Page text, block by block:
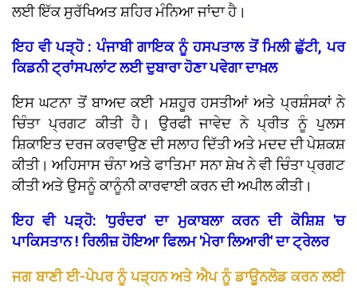
ਲਈ ਇੱਕ ਸੁਰੱਖਿਅਤ ਸ਼ਹਿਰ ਮੰਨਿਆ ਜਾਂਦਾ ਹੈ।
ਇਹ ਵੀ ਪੜ੍ਹੋ : ਪੰਜਾਬੀ ਗਾਇਕ ਨੂੰ ਹਸਪਤਾਲ ਤੋਂ ਮਿਲੀ ਛੁੱਟੀ, ਪਰ
ਕਿਡਨੀ ਟ੍ਰਾਂਸਪਲਾਂਟ ਲਈ ਦੁਬਾਰਾ ਹੋਣਾ ਪਵੇਗਾ ਦਾਖ਼ਲ
ਇਸ ਘਟਨਾ ਤੋਂ ਬਾਅਦ ਕਈ ਮਸ਼ਹੂਰ ਹਸਤੀਆਂ ਅਤੇ ਪ੍ਰਸ਼ੰਸਕਾਂ ਨੇ
ਚਿੰਤਾ ਪ੍ਰਗਟ ਕੀਤੀ ਹੈ। ਉਰਫੀ ਜਾਵੇਦ ਨੇ ਪ੍ਰੀਤ ਨੂੰ ਪੁਲਸ
ਸ਼ਿਕਾਇਤ ਦਰਜ ਕਰਵਾਉਣ ਦੀ ਸਲਾਹ ਦਿੱਤੀ ਅਤੇ ਮਦਦ ਦੀ ਪੇਸ਼ਕਸ਼
ਕੀਤੀ। ਅਹਿਸਾਸ ਚੰਨਾ ਅਤੇ ਫਾਤਿਮਾ ਸਨਾ ਸ਼ੇਖ ਨੇ ਵੀ ਚਿੰਤਾ ਪ੍ਰਗਟ
ਕੀਤੀ ਅਤੇ ਉਸਨੂੰ ਕਾਨੂੰਨੀ ਕਾਰਵਾਈ ਕਰਨ ਦੀ ਅਪੀਲ ਕੀਤੀ।
ਇਹ ਵੀ ਪੜ੍ਹੋ: 'ਧੁਰੰਦਰ' ਦਾ ਮੁਕਾਬਲਾ ਕਰਨ ਦੀ ਕੋਸ਼ਿਸ਼ 'ਚ
ਪਾਕਿਸਤਾਨ ! ਰਿਲੀਜ਼ ਹੋਇਆ ਫਿਲਮ 'ਮੇਰਾ ਲਿਆਰੀ' ਦਾ ਟ੍ਰੇਲਰ
ਜਗ ਬਾਣੀ ਈ-ਪੇਪਰ ਨੂੰ ਪੜ੍ਹਨ ਅਤੇ ਐਪ ਨੂੰ ਡਾਊਨਲੋਡ ਕਰਨ ਲਈ